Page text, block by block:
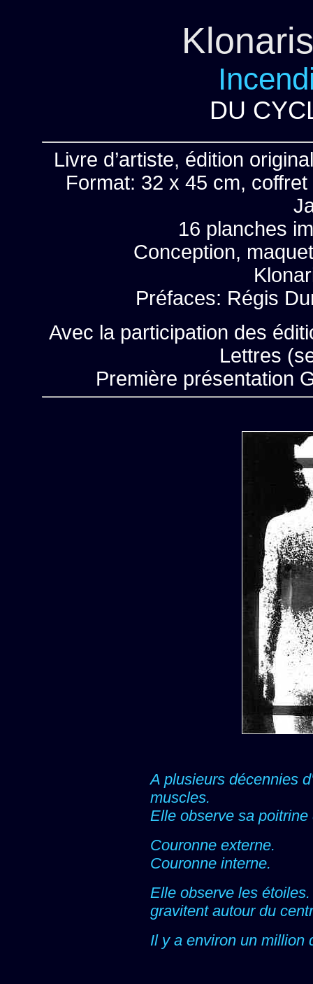
DU
Livre d’artiste, édition
Format: 32 x 45 cm,
16 planches
Conception,
Préfaces: Régis
Avec la participation des
Lettres
Première présentation
A plusieurs décennies
muscles.
Elle observe sa poitrine
Couronne externe.
Couronne interne.
Elle observe les
gravitent autour du
Il y a environ un million